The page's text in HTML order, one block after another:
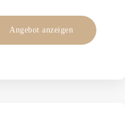
Angebot anzeigen